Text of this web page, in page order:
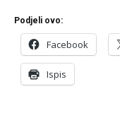
Podjeli ovo:
Facebook
Ispis